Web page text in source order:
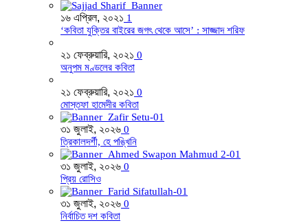
১৬ এপ্রিল, ২০২১ 1
‘কবিতা যুক্তির বাইরের জগৎ থেকে আসে’ : সাজ্জাদ শরিফ
২১ ফেব্রুয়ারি, ২০২১ 0
অনুপম মণ্ডলের কবিতা
২১ ফেব্রুয়ারি, ২০২১ 0
মোস্তফা হামেদীর কবিতা
৩১ জুলাই, ২০২৬ 0
ত্রিকালদর্শী, হে পঙ্খিনি
৩১ জুলাই, ২০২৬ 0
প্রিয় রোসিও
৩১ জুলাই, ২০২৬ 0
নির্বাচিত দশ কবিতা